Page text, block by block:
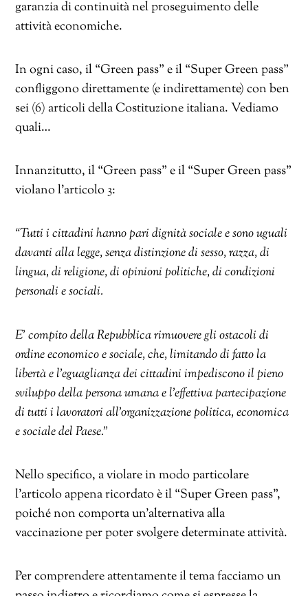
garanzia di continuità nel proseguimento delle
attività economiche.
In ogni caso, il “Green pass” e il “Super Green pass”
confliggono direttamente (e indirettamente) con ben
sei (6) articoli della Costituzione italiana. Vediamo
quali…
Innanzitutto, il “Green pass” e il “Super Green pass”
violano l’articolo 3:
“Tutti i cittadini hanno pari dignità sociale e sono uguali
davanti alla legge, senza distinzione di sesso, razza, di
lingua, di religione, di opinioni politiche, di condizioni
personali e sociali.
E’ compito della Repubblica rimuovere gli ostacoli di
ordine economico e sociale, che, limitando di fatto la
libertà e l’eguaglianza dei cittadini impediscono il pieno
sviluppo della persona umana e l’effettiva partecipazione
di tutti i lavoratori all’organizzazione politica, economica
e sociale del Paese.”
Nello specifico, a violare in modo particolare
l’articolo appena ricordato è il “Super Green pass”,
poiché non comporta un’alternativa alla
vaccinazione per poter svolgere determinate attività.
Per comprendere attentamente il tema facciamo un